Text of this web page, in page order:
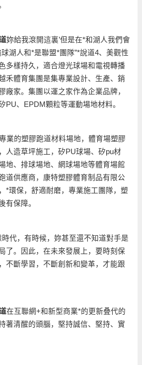
妳給我滾開這裏’但是在*和湖人我們會
湖人和*是聯盟*團隊”*說道4、美觀性
多樣持久，適合燈光球場和電視轉播
禾體育集團是集專業設計、生產、銷
廠家。集團以運之家作為企業品牌，
PU、EPDM顆粒等運動場地材料。
業的塑膠跑道材料場地，體育場塑膠
人造草坪施工，矽PU球場、矽pu材
地、排球場地、網球場地等體育場館
道供應商，康特塑膠體育制品有限公
*環保，舒適耐磨，專業施工團隊，塑
有保障。
代，有時候，妳甚至還不知道對手是
了。因此，在未來發展上，要時刻保
不斷學習，不斷創新和變革，才能跟
在互聯網+和新型商業*的更新叠代的
著清醒的頭腦，堅持誠信、堅持、實